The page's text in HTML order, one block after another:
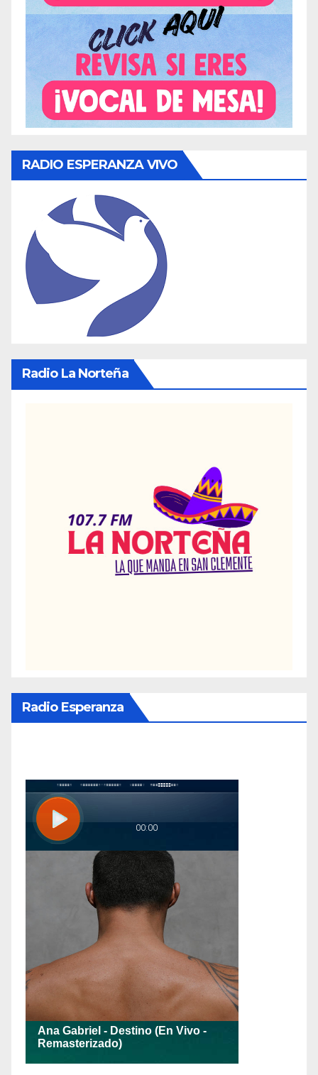
RADIO ESPERANZA VIVO
Radio La Norteña
Radio Esperanza